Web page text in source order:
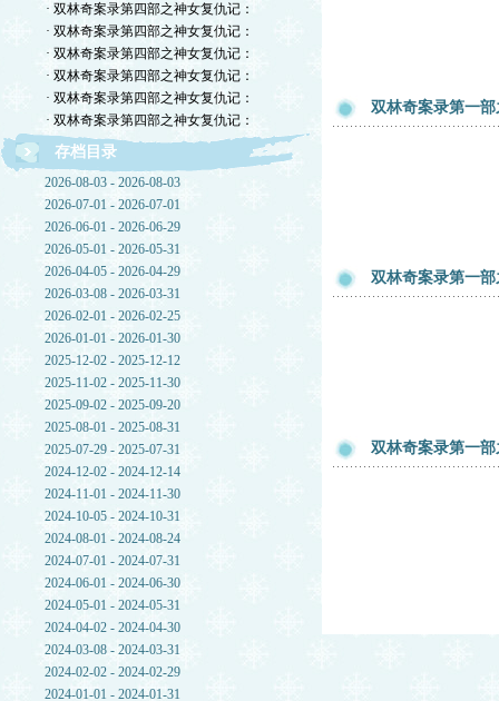
· 双林奇案录第四部之神女复仇记：
· 双林奇案录第四部之神女复仇记：
· 双林奇案录第四部之神女复仇记：
· 双林奇案录第四部之神女复仇记：
· 双林奇案录第四部之神女复仇记：
· 双林奇案录第四部之神女复仇记：
存档目录
2026-08-03 - 2026-08-03
2026-07-01 - 2026-07-01
2026-06-01 - 2026-06-29
2026-05-01 - 2026-05-31
2026-04-05 - 2026-04-29
2026-03-08 - 2026-03-31
2026-02-01 - 2026-02-25
2026-01-01 - 2026-01-30
2025-12-02 - 2025-12-12
2025-11-02 - 2025-11-30
2025-09-02 - 2025-09-20
2025-08-01 - 2025-08-31
2025-07-29 - 2025-07-31
2024-12-02 - 2024-12-14
2024-11-01 - 2024-11-30
2024-10-05 - 2024-10-31
2024-08-01 - 2024-08-24
2024-07-01 - 2024-07-31
2024-06-01 - 2024-06-30
2024-05-01 - 2024-05-31
2024-04-02 - 2024-04-30
2024-03-08 - 2024-03-31
2024-02-02 - 2024-02-29
2024-01-01 - 2024-01-31
双林奇案录第一
双林奇案录第一
双林奇案录第一